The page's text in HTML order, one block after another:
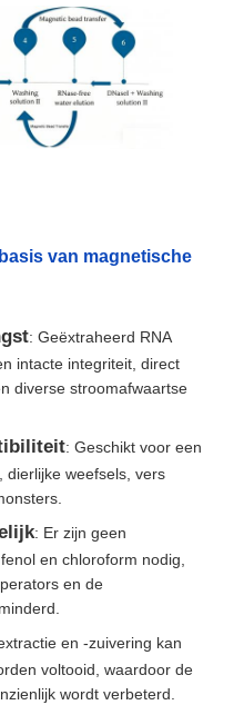
van magnetische
: Geëxtraheerd RNA
intacte integriteit, direct
diverse stroomafwaartse
: Geschikt voor een
dierlijke weefsels, vers
: Er zijn geen
en chloroform nodig,
en de
en -zuivering kan
voltooid, waardoor de
wordt verbeterd.